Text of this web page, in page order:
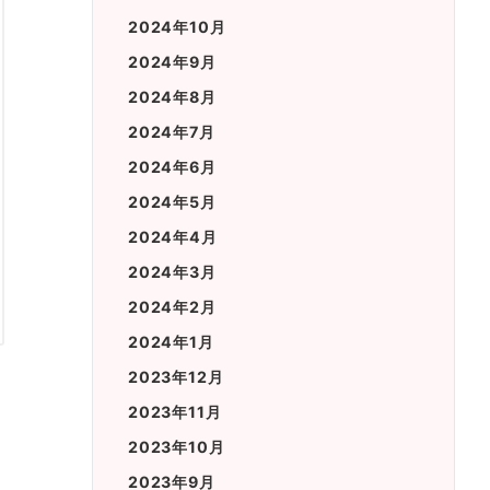
2024年10月
2024年9月
2024年8月
2024年7月
2024年6月
2024年5月
2024年4月
2024年3月
2024年2月
2024年1月
2023年12月
2023年11月
2023年10月
2023年9月